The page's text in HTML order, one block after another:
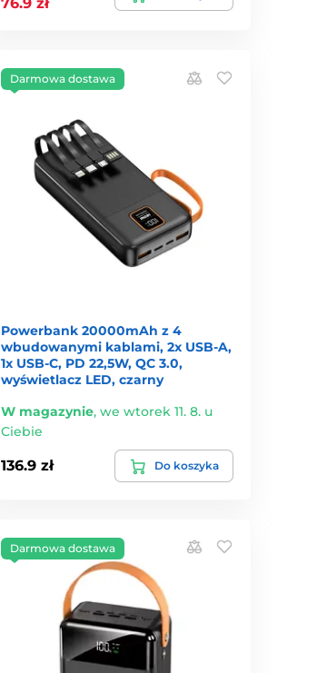
76.9 zł
Darmowa dostawa
Powerbank 20000mAh z 4
wbudowanymi kablami, 2x USB-A,
1x USB-C, PD 22,5W, QC 3.0,
wyświetlacz LED, czarny
W magazynie,we wtorek 11. 8. u
Ciebie
136.9 zł Do koszyka
Darmowa dostawa